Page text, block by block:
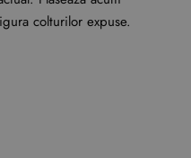
colturilor expuse.